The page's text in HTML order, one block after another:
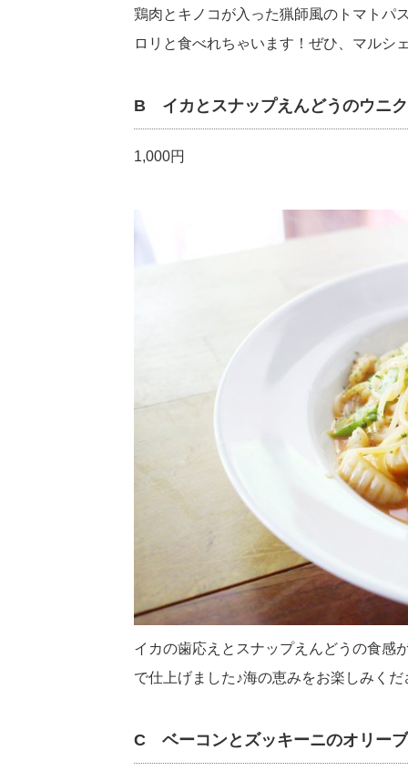
鶏肉とキノコが入った猟師風のトマトパ
ロリと食べれちゃいます！ぜひ、マルシ
B イカとスナップえんどうのウニ
1,000円
イカの歯応えとスナップえんどうの食感
で仕上げました♪海の恵みをお楽しみくだ
C ベーコンとズッキーニのオリー